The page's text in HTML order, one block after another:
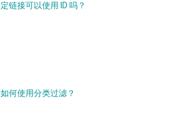
链接可以使用 ID 吗？
何使用分类过滤？